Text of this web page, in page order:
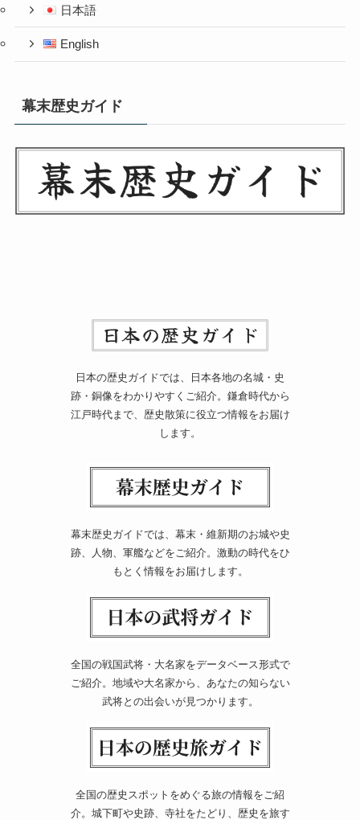
日本語
English
幕末歴史ガイド
日本の歴史ガイドでは、日本各地の名城・史
跡・銅像をわかりやすくご紹介。鎌倉時代から
江戸時代まで、歴史散策に役立つ情報をお届け
します。
幕末歴史ガイドでは、幕末・維新期のお城や史
跡、人物、軍艦などをご紹介。激動の時代をひ
もとく情報をお届けします。
全国の戦国武将・大名家をデータベース形式で
ご紹介。地域や大名家から、あなたの知らない
武将との出会いが見つかります。
全国の歴史スポットをめぐる旅の情報をご紹
介。城下町や史跡、寺社をたどり、歴史を旅す